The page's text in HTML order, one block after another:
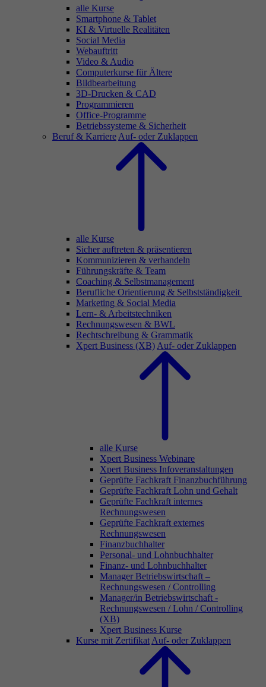
alle Kurse
Smartphone & Tablet
KI & Virtuelle Realitäten
Social Media
Webauftritt
Video & Audio
Computerkurse für Ältere
Bildbearbeitung
3D-Drucken & CAD
Programmieren
Office-Programme
Betriebssysteme & Sicherheit
Beruf & Karriere Auf- oder Zuklappen
alle Kurse
Sicher auftreten & präsentieren
Kommunizieren & verhandeln
Führungskräfte & Team
Coaching & Selbstmanagement
Berufliche Orientierung & Selbstständigkeit
Marketing & Social Media
Lern- & Arbeitstechniken
Rechnungswesen & BWL
Rechtschreibung & Grammatik
Xpert Business (XB) Auf- oder Zuklappen
alle Kurse
Xpert Business Webinare
Xpert Business Infoveranstaltungen
Geprüfte Fachkraft Finanzbuchführung
Geprüfte Fachkraft Lohn und Gehalt
Geprüfte Fachkraft internes
Rechnungswesen
Geprüfte Fachkraft externes
Rechnungswesen
Finanzbuchhalter
Personal- und Lohnbuchhalter
Finanz- und Lohnbuchhalter
Manager Betriebswirtschaft –
Rechnungswesen / Controlling
Manager/in Betriebswirtschaft -
Rechnungswesen / Lohn / Controlling
(XB)
Xpert Business Kurse
Kurse mit Zertifikat Auf- oder Zuklappen